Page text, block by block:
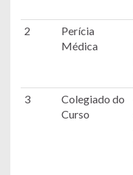
2
Perícia
Médica
3
Colegiado do
Curso